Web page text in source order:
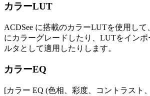
カラーLUT
ACDSee に搭載のカラーLUTを使用して
にカラーグレードしたり、LUTをインポ
ルタとして適用したりします。
カラーEQ
[カラー EQ (色相、彩度、コントラスト